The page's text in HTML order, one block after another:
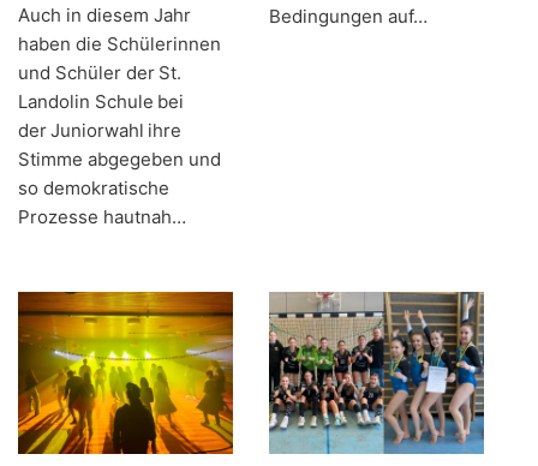
Auch in diesem Jahr
haben die Schülerinnen
und Schüler der St.
Landolin Schule bei
der Juniorwahl ihre
Stimme abgegeben und
so demokratische
Prozesse hautnah…
Bedingungen auf…